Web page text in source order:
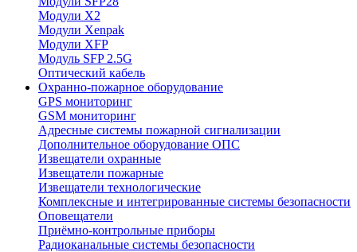
Модули X2
Модули Xenpak
Модули XFP
Модуль SFP 2.5G
Оптический кабель
Охранно-пожарное оборудование
GPS мониторинг
GSM мониторинг
Адресные системы пожарной сигнализации
Дополнительное оборудование ОПС
Извещатели охранные
Извещатели пожарные
Извещатели технологические
Комплексные и интегрированные системы безопасноcти
Оповещатели
Приёмно-контрольные приборы
Радиоканальные системы безопасности